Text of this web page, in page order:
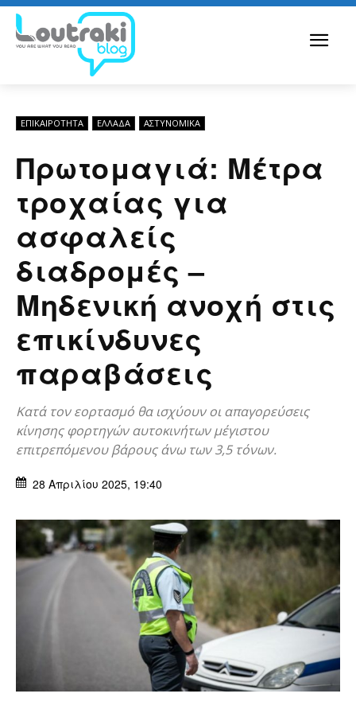
ΕΠΙΚΑΙΡΟΤΗΤΑ ΕΛΛΆΔΑ ΑΣΤΥΝΟΜΙΚΆ
Πρωτομαγιά: Μέτρα
τροχαίας για
ασφαλείς
διαδρομές –
Μηδενική ανοχή στις
επικίνδυνες
παραβάσεις
Κατά τον εορτασμό θα ισχύουν οι απαγορεύσεις
κίνησης φορτηγών αυτοκινήτων μέγιστου
επιτρεπόμενου βάρους άνω των 3,5 τόνων.
28 Απριλίου 2025, 19:40